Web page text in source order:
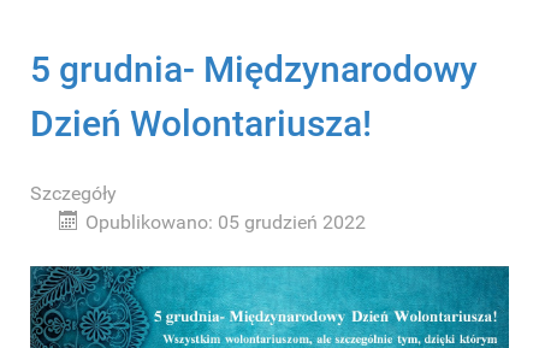
5 grudnia- Międzynarodowy
Dzień Wolontariusza!
Szczegóły
Opublikowano: 05 grudzień 2022